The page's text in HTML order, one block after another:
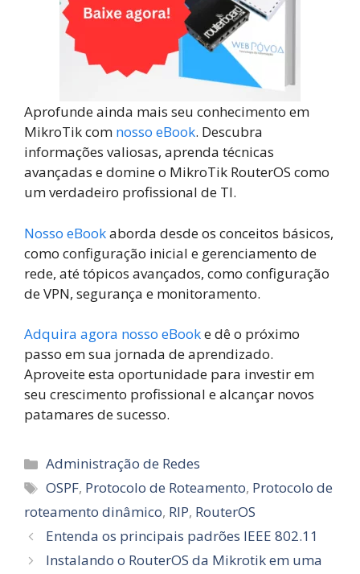
Aprofunde ainda mais seu conhecimento em
MikroTik com nosso eBook. Descubra
informações valiosas, aprenda técnicas
avançadas e domine o MikroTik RouterOS como
um verdadeiro profissional de TI.
Nosso eBookaborda desde os conceitos básicos,
como configuração inicial e gerenciamento de
rede, até tópicos avançados, como configuração
de VPN, segurança e monitoramento.
Adquira agora nosso eBooke dê o próximo
passo em sua jornada de aprendizado.
Aproveite esta oportunidade para investir em
seu crescimento profissional e alcançar novos
patamares de sucesso.
Categorias
Administração de Redes
Tags
OSPF, Protocolo de Roteamento, Protocolo de
roteamento dinâmico, RIP, RouterOS
Entenda os principais padrões IEEE 802.11
Instalando o RouterOS da Mikrotik em uma